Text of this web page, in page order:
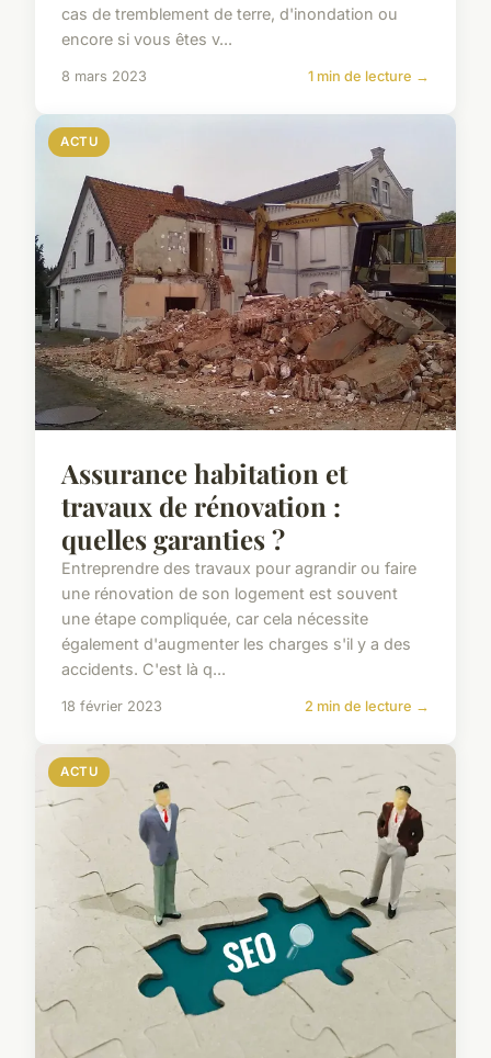
cas de tremblement de terre, d'inondation ou
encore si vous êtes v...
8 mars 2023 1 min de lecture →
ACTU
Assurance habitation et
travaux de rénovation :
quelles garanties ?
Entreprendre des travaux pour agrandir ou faire
une rénovation de son logement est souvent
une étape compliquée, car cela nécessite
également d'augmenter les charges s'il y a des
accidents. C'est là q...
18 février 2023 2 min de lecture →
ACTU